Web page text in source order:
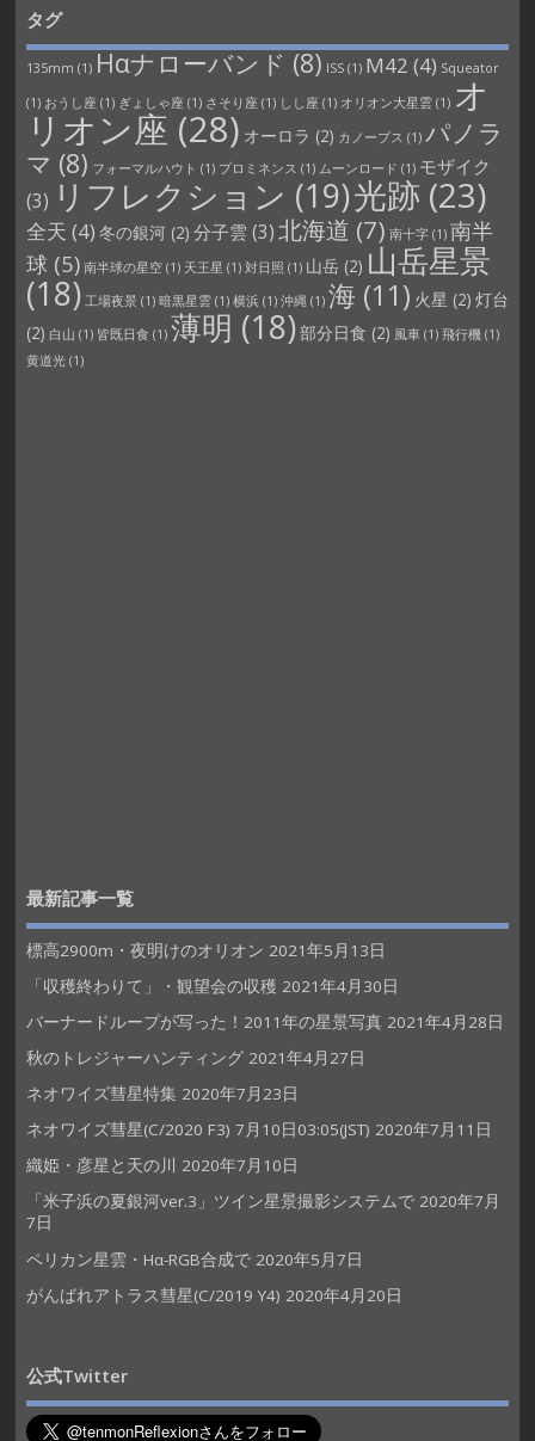
タグ
135mm (1) Hαナローバンド (8) ISS(1) M42 (4) Squeator
(1) おうし座 (1) ぎょしゃ座 (1) さそり座 (1) しし座 (1) オリオン大星雲(1) オ
リオン座 (28) オーロラ (2) カノープス (1) パノラ
マ (8) フォーマルハウト (1) プロミネンス (1) ムーンロード (1) モザイク
(3) リフレクション (19)光跡 (23)
全天 (4) 冬の銀河(2) 分子雲 (3)北海道 (7) 南十字(1) 南半
球 (5) 南半球の星空(1) 天王星 (1) 対日照 (1) 山岳(2) 山岳星景
(18) 工場夜景(1) 暗黒星雲(1) 横浜(1) 沖縄(1) 海 (11) 火星 (2) 灯台
(2) 白山 (1) 皆既日食 (1) 薄明 (18)部分日食 (2) 風車(1) 飛行機(1)
黄道光(1)
最新記事一覧
標高2900m・夜明けのオリオン 2021年5月13日
「収穫終わりて」・観望会の収穫 2021年4月30日
バーナードループが写った！2011年の星景写真 2021年4月28日
秋のトレジャーハンティング 2021年4月27日
ネオワイズ彗星特集 2020年7月23日
ネオワイズ彗星(C/2020 F3) 7月10日03:05(JST) 2020年7月11日
織姫・彦星と天の川
2020年7月10日
「米子浜の夏銀河ver.3」ツイン星景撮影システムで 2020年7月
7日
ペリカン星雲・Hα-RGB合成で 2020年5月7日
がんばれアトラス彗星(C/2019 Y4) 2020年4月20日
公式Twitter